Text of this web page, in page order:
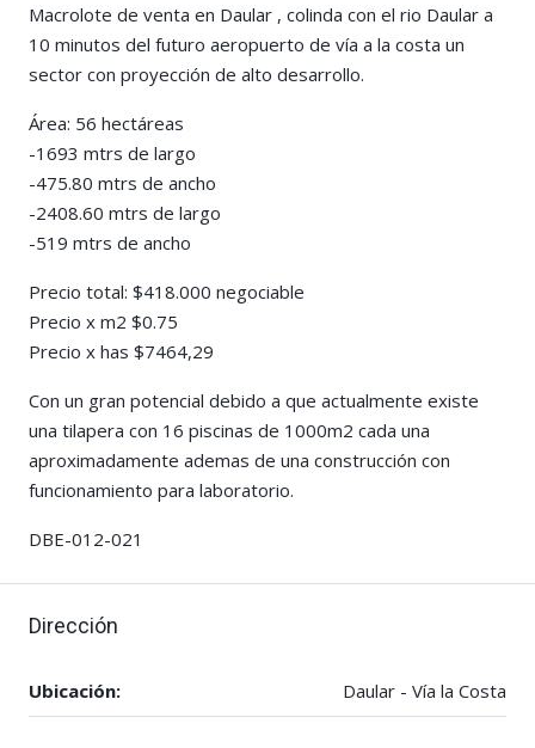
Macrolote de venta en Daular , colinda con el rio Daular a
10 minutos del futuro aeropuerto de vía a la costa un
sector con proyección de alto desarrollo.
Área: 56 hectáreas
-1693 mtrs de largo
-475.80 mtrs de ancho
-2408.60 mtrs de largo
-519 mtrs de ancho
Precio total: $418.000 negociable
Precio x m2 $0.75
Precio x has $7464,29
Con un gran potencial debido a que actualmente existe
una tilapera con 16 piscinas de 1000m2 cada una
aproximadamente ademas de una construcción con
funcionamiento para laboratorio.
DBE-012-021
Dirección
Ubicación: Daular - Vía la Costa